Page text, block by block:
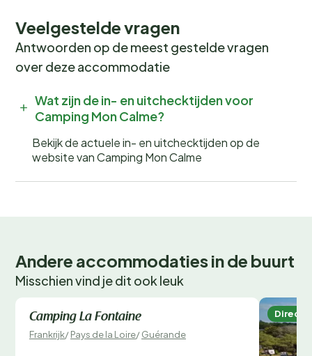
Veelgestelde vragen
Antwoorden op de meest gestelde vragen
over deze accommodatie
Wat zijn de in- en uitchecktijden voor
Camping Mon Calme?
Bekijk de actuele in- en uitchecktijden op de
website van Camping Mon Calme
Andere accommodaties in de buurt
Misschien vind je dit ook leuk
Direct te boeken
Camping La Fontaine
Frankrijk/Pays de la Loire/Guérande
Direct